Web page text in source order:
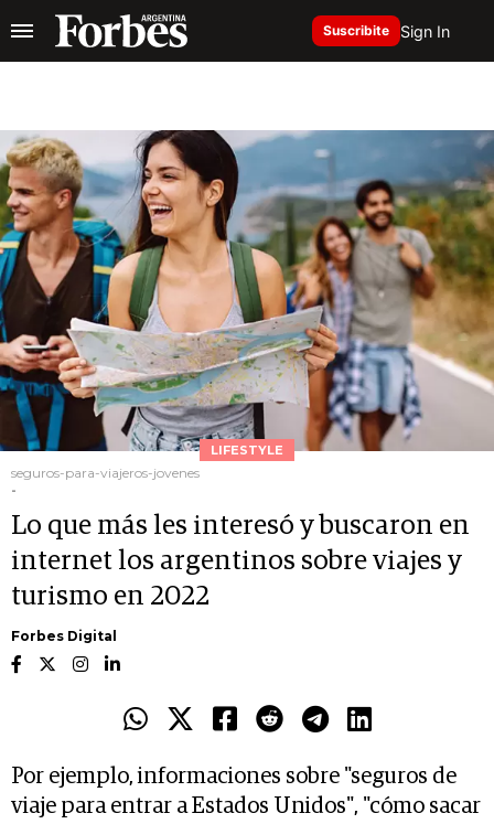
Suscribite Sign In
LIFESTYLE
seguros-para-viajeros-jovenes
-
Lo que más les interesó y buscaron en
internet los argentinos sobre viajes y
turismo en 2022
Forbes Digital
Por ejemplo, informaciones sobre "seguros de
viaje para entrar a Estados Unidos", "cómo sacar